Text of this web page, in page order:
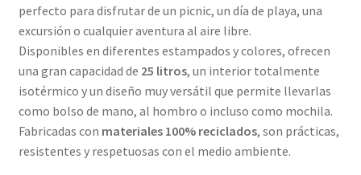
perfecto para disfrutar de un picnic, un día de playa, una
excursión o cualquier aventura al aire libre.
Disponibles en diferentes estampados y colores, ofrecen
una gran capacidad de 25 litros, un interior totalmente
isotérmico y un diseño muy versátil que permite llevarlas
como bolso de mano, al hombro o incluso como mochila.
Fabricadas con materiales 100% reciclados, son prácticas,
resistentes y respetuosas con el medio ambiente.